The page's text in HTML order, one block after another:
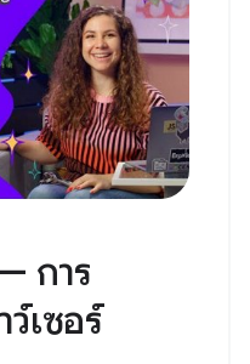
การ
เซอร์